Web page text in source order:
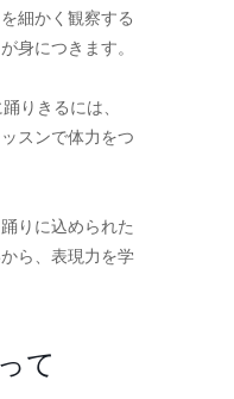
細かく観察する
身につきます。
りきるには、
スンで体力をつ
りに込められた
ら、表現力を学
て